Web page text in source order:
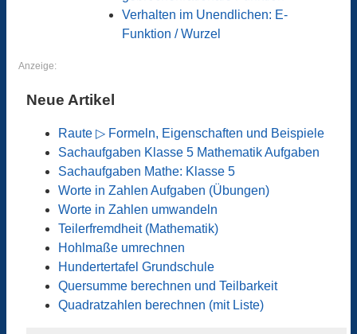
Verhalten im Unendlichen: E-
Funktion / Wurzel
Anzeige:
Neue Artikel
Raute ▷ Formeln, Eigenschaften und Beispiele
Sachaufgaben Klasse 5 Mathematik Aufgaben
Sachaufgaben Mathe: Klasse 5
Worte in Zahlen Aufgaben (Übungen)
Worte in Zahlen umwandeln
Teilerfremdheit (Mathematik)
Hohlmaße umrechnen
Hundertertafel Grundschule
Quersumme berechnen und Teilbarkeit
Quadratzahlen berechnen (mit Liste)